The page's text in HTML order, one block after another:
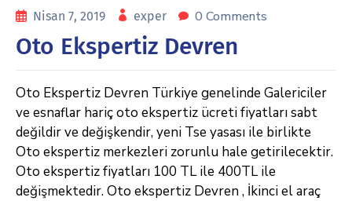
Nisan 7, 2019 exper 0 Comments
Oto Ekspertiz Devren
Oto Ekspertiz Devren Türkiye genelinde Galericiler
ve esnaflar hariç oto ekspertiz ücreti fiyatları sabt
değildir ve değişkendir, yeni Tse yasası ile birlikte
Oto ekspertiz merkezleri zorunlu hale getirilecektir.
Oto ekspertiz fiyatları 100 TL ile 400TL ile
değişmektedir. Oto ekspertiz Devren , İkinci el araç